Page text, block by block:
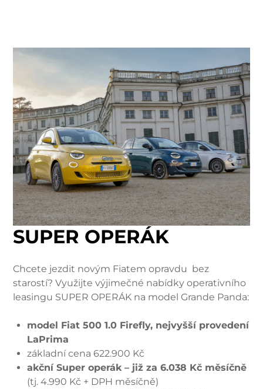
SUPER OPERÁK
Chcete jezdit novým Fiatem opravdu bez
starostí? Využijte výjimečné nabídky operativního
leasingu SUPER OPERÁK na model Grande Panda:
model Fiat 500 1.0 Firefly, nejvyšší provedení
LaPrima
základní cena 622.900 Kč
akční Super operák – již za 6.038 Kč měsíčně
(tj. 4.990 Kč + DPH měsíčně)